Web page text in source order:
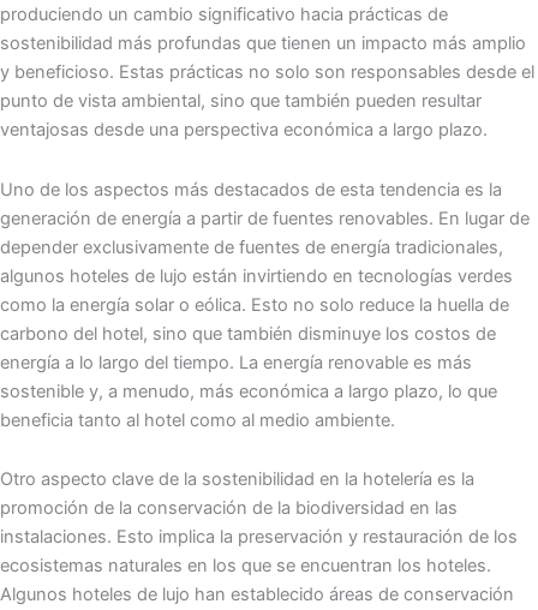
produciendo un cambio significativo hacia prácticas de
sostenibilidad más profundas que tienen un impacto más amplio
y beneficioso. Estas prácticas no solo son responsables desde el
punto de vista ambiental, sino que también pueden resultar
ventajosas desde una perspectiva económica a largo plazo.
Uno de los aspectos más destacados de esta tendencia es la
generación de energía a partir de fuentes renovables. En lugar de
depender exclusivamente de fuentes de energía tradicionales,
algunos hoteles de lujo están invirtiendo en tecnologías verdes
como la energía solar o eólica. Esto no solo reduce la huella de
carbono del hotel, sino que también disminuye los costos de
energía a lo largo del tiempo. La energía renovable es más
sostenible y, a menudo, más económica a largo plazo, lo que
beneficia tanto al hotel como al medio ambiente.
Otro aspecto clave de la sostenibilidad en la hotelería es la
promoción de la conservación de la biodiversidad en las
instalaciones. Esto implica la preservación y restauración de los
ecosistemas naturales en los que se encuentran los hoteles.
Algunos hoteles de lujo han establecido áreas de conservación